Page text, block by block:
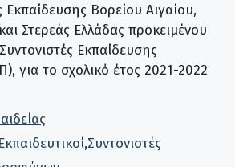
Βορείου Αιγαίου,
Στερεάς Ελλάδας προκειμένου
Εκπαίδευσης
για το σχολικό έτος 2021-2022
Εκπαιδευτικοί,Συντονιστές